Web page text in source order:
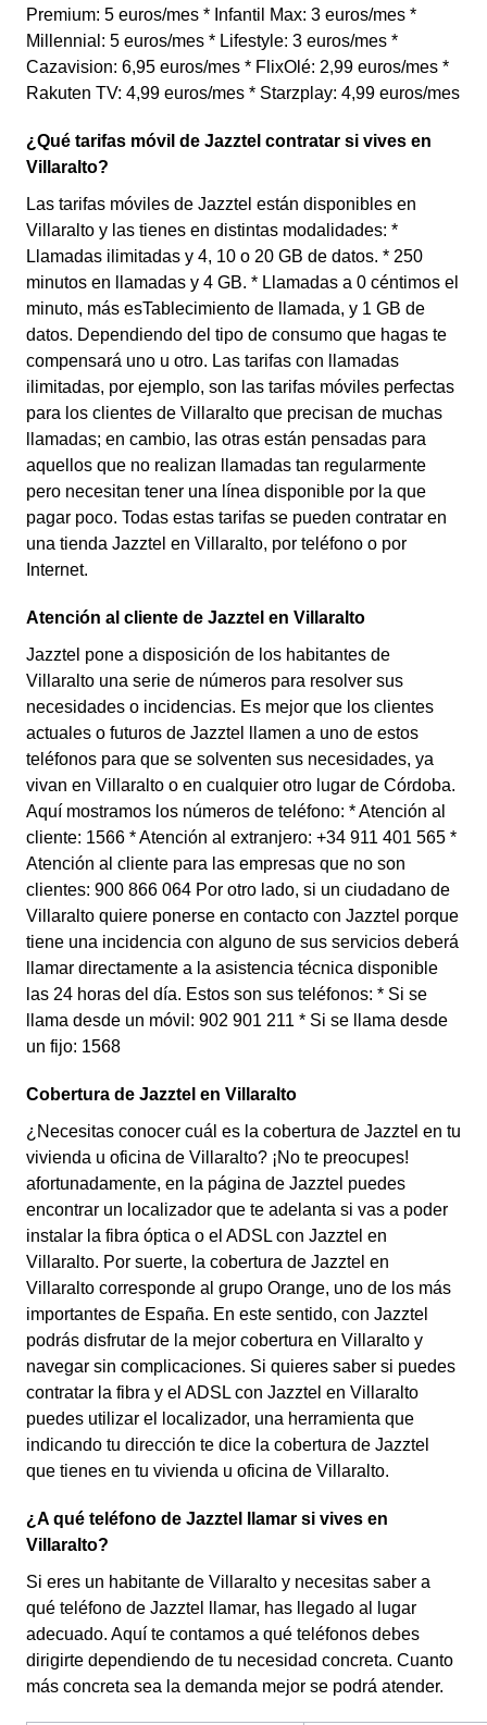
Premium: 5 euros/mes * Infantil Max: 3 euros/mes *
Millennial: 5 euros/mes * Lifestyle: 3 euros/mes *
Cazavision: 6,95 euros/mes * FlixOlé: 2,99 euros/mes *
Rakuten TV: 4,99 euros/mes * Starzplay: 4,99 euros/mes
¿Qué tarifas móvil de Jazztel contratar si vives en
Villaralto?
Las tarifas móviles de Jazztel están disponibles en
Villaralto y las tienes en distintas modalidades: *
Llamadas ilimitadas y 4, 10 o 20 GB de datos. * 250
minutos en llamadas y 4 GB. * Llamadas a 0 céntimos el
minuto, más esTablecimiento de llamada, y 1 GB de
datos. Dependiendo del tipo de consumo que hagas te
compensará uno u otro. Las tarifas con llamadas
ilimitadas, por ejemplo, son las tarifas móviles perfectas
para los clientes de Villaralto que precisan de muchas
llamadas; en cambio, las otras están pensadas para
aquellos que no realizan llamadas tan regularmente
pero necesitan tener una línea disponible por la que
pagar poco. Todas estas tarifas se pueden contratar en
una tienda Jazztel en Villaralto, por teléfono o por
Internet.
Atención al cliente de Jazztel en Villaralto
Jazztel pone a disposición de los habitantes de
Villaralto una serie de números para resolver sus
necesidades o incidencias. Es mejor que los clientes
actuales o futuros de Jazztel llamen a uno de estos
teléfonos para que se solventen sus necesidades, ya
vivan en Villaralto o en cualquier otro lugar de Córdoba.
Aquí mostramos los números de teléfono: * Atención al
cliente: 1566 * Atención al extranjero: +34 911 401 565 *
Atención al cliente para las empresas que no son
clientes: 900 866 064 Por otro lado, si un ciudadano de
Villaralto quiere ponerse en contacto con Jazztel porque
tiene una incidencia con alguno de sus servicios deberá
llamar directamente a la asistencia técnica disponible
las 24 horas del día. Estos son sus teléfonos: * Si se
llama desde un móvil: 902 901 211 * Si se llama desde
un fijo: 1568
Cobertura de Jazztel en Villaralto
¿Necesitas conocer cuál es la cobertura de Jazztel en tu
vivienda u oficina de Villaralto? ¡No te preocupes!
afortunadamente, en la página de Jazztel puedes
encontrar un localizador que te adelanta si vas a poder
instalar la fibra óptica o el ADSL con Jazztel en
Villaralto. Por suerte, la cobertura de Jazztel en
Villaralto corresponde al grupo Orange, uno de los más
importantes de España. En este sentido, con Jazztel
podrás disfrutar de la mejor cobertura en Villaralto y
navegar sin complicaciones. Si quieres saber si puedes
contratar la fibra y el ADSL con Jazztel en Villaralto
puedes utilizar el localizador, una herramienta que
indicando tu dirección te dice la cobertura de Jazztel
que tienes en tu vivienda u oficina de Villaralto.
¿A qué teléfono de Jazztel llamar si vives en
Villaralto?
Si eres un habitante de Villaralto y necesitas saber a
qué teléfono de Jazztel llamar, has llegado al lugar
adecuado. Aquí te contamos a qué teléfonos debes
dirigirte dependiendo de tu necesidad concreta. Cuanto
más concreta sea la demanda mejor se podrá atender.